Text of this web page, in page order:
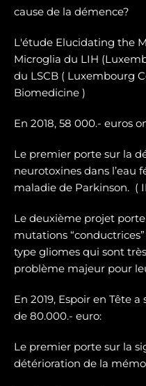
cause de la démence?
L'étude Elucidating the
Microglia du LIH
du LSCB ( Luxembourg
Biomedicine )
En 2018, 58 000.- euros
Le premier porte sur la
neurotoxines dans l’eau
maladie de Parkinson. (
Le deuxième projet
mutations
type gliomes qui sont
problème majeur pour
En 2019, Espoir en Tête
de 80.000.- euro:
Le premier porte sur la
détérioration de la